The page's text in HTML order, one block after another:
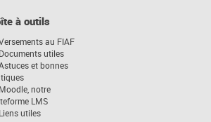
à outils
au FIAF
Documents utiles
et bonnes
Moodle, notre
LMS
Liens utiles